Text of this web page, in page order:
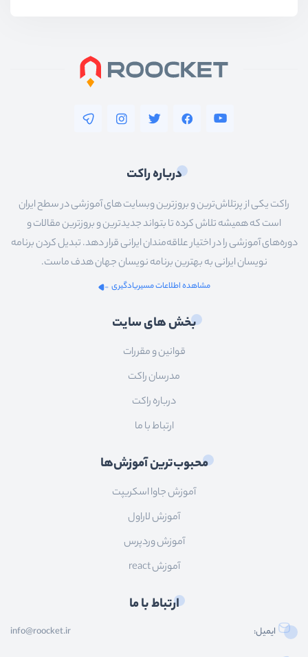
درباره راکت
راکت یکی از پرتلاش‌ترین و بروزترین وبسایت های آموزشی در سطح ایران
است که همیشه تلاش کرده تا بتواند جدیدترین و بروزترین مقالات و
دوره‌های آموزشی را در اختیار علاقه‌مندان ایرانی قرار دهد. تبدیل کردن برنامه
نویسان ایرانی به بهترین برنامه نویسان جهان هدف ماست.
مشاهده اطلاعات مسیریادگیری
بخش های سایت
قوانین و مقررات
مدرسان راکت
درباره راکت
ارتباط با ما
محبوب‌ترین آموزش‌ها
آموزش جاوا اسکریپت
آموزش لاراول
آموزش وردپرس
آموزش react
ارتباط با ما
ایمیل: info@roocket.ir